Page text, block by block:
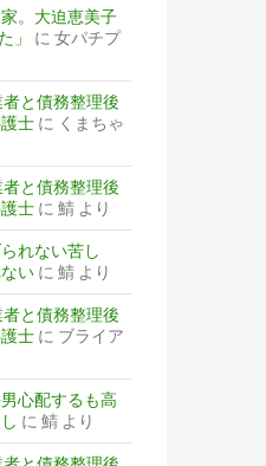
。大迫恵美子
」
に 女パチプ
と債務整理後
士 に くまちゃ
と債務整理後
士 に 鯖 より
れない苦し
い に 鯖 より
と債務整理後
士 に ブライア
心配するも高
に 鯖 より